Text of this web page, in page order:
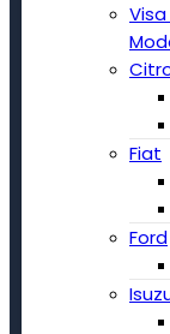
Fiat
Ford